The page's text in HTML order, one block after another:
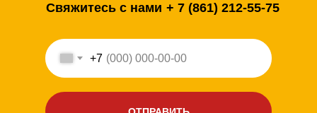
Свяжитесь с нами + 7 (861) 212-55-75
+7